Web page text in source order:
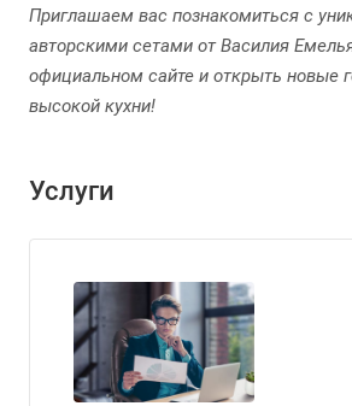
Приглашаем вас познакомиться с
авторскими сетами от Василия
официальном сайте и открыть новые
высокой кухни!
Услуги